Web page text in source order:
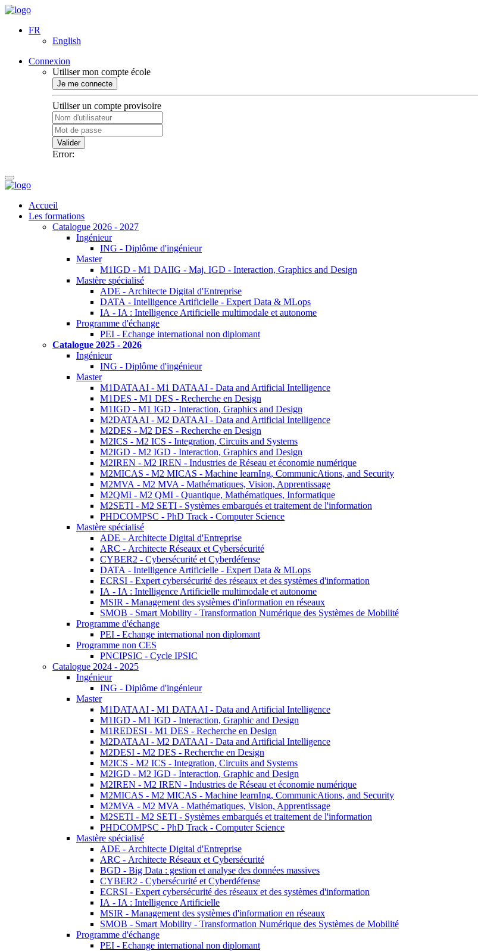
FR
English
Connexion
Utiliser mon compte école
Je me connecte
Utiliser un compte provisoire
Valider
Error:
Accueil
Les formations
Catalogue 2026 - 2027
Ingénieur
ING - Diplôme d'ingénieur
Master
M1IGD - M1 DAIIG - Maj. IGD - Interaction, Graphics and Design
Mastère spécialisé
ADE - Architecte Digital d'Entreprise
DATA - Intelligence Artificielle - Expert Data & MLops
IA - IA : Intelligence Artificielle multimodale et autonome
Programme d'échange
PEI - Echange international non diplomant
Catalogue 2025 - 2026
Ingénieur
ING - Diplôme d'ingénieur
Master
M1DATAAI - M1 DATAAI - Data and Artificial Intelligence
M1DES - M1 DES - Recherche en Design
M1IGD - M1 IGD - Interaction, Graphics and Design
M2DATAAI - M2 DATAAI - Data and Artificial Intelligence
M2DES - M2 DES - Recherche en Design
M2ICS - M2 ICS - Integration, Circuits and Systems
M2IGD - M2 IGD - Interaction, Graphics and Design
M2IREN - M2 IREN - Industries de Réseau et économie numérique
M2MICAS - M2 MICAS - Machine learnIng, CommunicAtions, and Security
M2MVA - M2 MVA - Mathématiques, Vision, Apprentissage
M2QMI - M2 QMI - Quantique, Mathématiques, Informatique
M2SETI - M2 SETI - Systèmes embarqués et traitement de l'information
PHDCOMPSC - PhD Track - Computer Science
Mastère spécialisé
ADE - Architecte Digital d'Entreprise
ARC - Architecte Réseaux et Cybersécurité
CYBER2 - Cybersécurité et Cyberdéfense
DATA - Intelligence Artificielle - Expert Data & MLops
ECRSI - Expert cybersécurité des réseaux et des systèmes d'information
IA - IA : Intelligence Artificielle multimodale et autonome
MSIR - Management des systèmes d'information en réseaux
SMOB - Smart Mobility - Transformation Numérique des Systèmes de Mobilité
Programme d'échange
PEI - Echange international non diplomant
Programme non CES
PNCIPSIC - Cycle IPSIC
Catalogue 2024 - 2025
Ingénieur
ING - Diplôme d'ingénieur
Master
M1DATAAI - M1 DATAAI - Data and Artificial Intelligence
M1IGD - M1 IGD - Interaction, Graphic and Design
M1REDESI - M1 DES - Recherche en Design
M2DATAAI - M2 DATAAI - Data and Artificial Intelligence
M2DESI - M2 DES - Recherche en Design
M2ICS - M2 ICS - Integration, Circuits and Systems
M2IGD - M2 IGD - Interaction, Graphic and Design
M2IREN - M2 IREN - Industries de Réseau et économie numérique
M2MICAS - M2 MICAS - Machine learnIng, CommunicAtions, and Security
M2MVA - M2 MVA - Mathématiques, Vision, Apprentissage
M2SETI - M2 SETI - Systèmes embarqués et traitement de l'information
PHDCOMPSC - PhD Track - Computer Science
Mastère spécialisé
ADE - Architecte Digital d'Entreprise
ARC - Architecte Réseaux et Cybersécurité
BGD - Big Data : gestion et analyse des données massives
CYBER2 - Cybersécurité et Cyberdéfense
ECRSI - Expert cybersécurité des réseaux et des systèmes d'information
IA - IA : Intelligence Artificielle
MSIR - Management des systèmes d'information en réseaux
SMOB - Smart Mobility - Transformation Numérique des Systèmes de Mobilité
Programme d'échange
PEI - Echange international non diplomant